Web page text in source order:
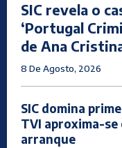
SIC revela o
‘Portugal
de Ana
8 De Agosto, 2026
SIC domina
TVI aproxima-se
arranque